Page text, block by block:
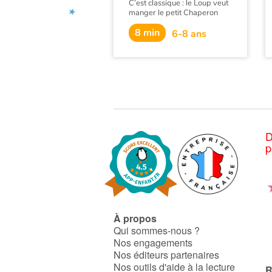
C’est classique : le Loup veut
manger le petit Chaperon
rouge et sa grand-mère.
Armé de son téléphone
intelligent muni d’un GPS, il
8 min 6-8 ans
À propos
Qui sommes-nous ?
Nos engagements
Nos éditeurs partenaires
Nos outils d'aide à la lecture